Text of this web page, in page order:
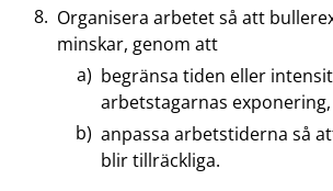
Organisera arbetet så att
minskar, genom att
begränsa tiden eller
arbetstagarnas
anpassa arbetstiderna så
blir tillräckliga.